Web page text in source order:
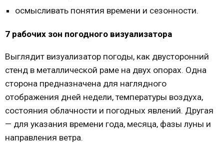
осмысливать понятия времени и сезонности.
7 рабочих зон погодного визуализатора
Выглядит визуализатор погоды, как двусторонний
стенд в металлической раме на двух опорах. Одна
сторона предназначена для наглядного
отображения дней недели, температуры воздуха,
состояния облачности и погодных явлений. Другая
— для указания времени года, месяца, фазы луны и
направления ветра.